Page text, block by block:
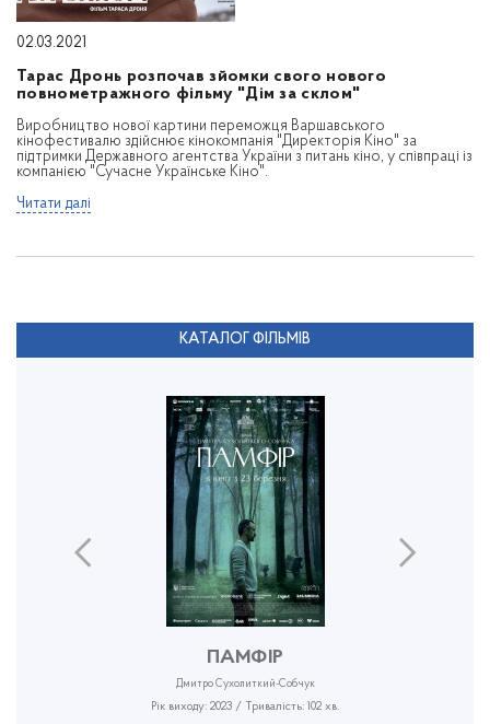
02.03.2021
Тарас Дронь розпочав зйомки свого нового
повнометражного фільму "Дім за склом"
Виробництво нової картини переможця Варшавського
кінофестивалю здійснює кінокомпанія "Директорія Кіно" за
підтримки Державного агентства України з питань кіно, у співпраці із
компанією "Сучасне Українське Кіно".
Читати далі
КАТАЛОГ ФІЛЬМІВ
ПАМФІР
Дмитро Сухолиткий-Собчук
Рік виходу: 2023 / Тривалість: 102 хв.